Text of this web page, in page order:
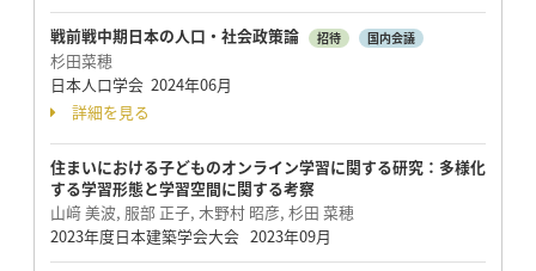
戦前戦中期日本の人口・社会政策論 招待 国内会議
杉田菜穂
日本人口学会 2024年06月
詳細を見る
住まいにおける子どものオンライン学習に関する研究：多様化
する学習形態と学習空間に関する考察
山﨑 美波, 服部 正子, 木野村 昭彦, 杉田 菜穂
2023年度日本建築学会大会 2023年09月